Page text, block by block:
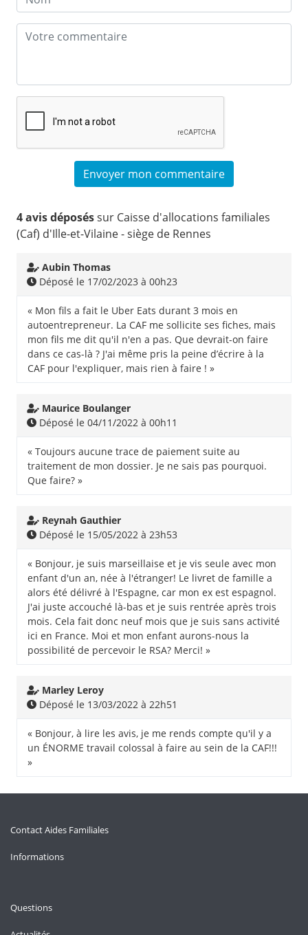
4 avis déposéssur Caisse d'allocations familiales
(Caf) d'Ille-et-Vilaine - siège de Rennes
Aubin Thomas
Déposé le 17/02/2023 à 00h23
« Mon fils a fait le Uber Eats durant 3 mois en
autoentrepreneur. La CAF me sollicite ses fiches, mais
mon fils me dit qu'il n'en a pas. Que devrait-on faire
dans ce cas-là ? J'ai même pris la peine d’écrire à la
CAF pour l'expliquer, mais rien à faire ! »
Maurice Boulanger
Déposé le 04/11/2022 à 00h11
« Toujours aucune trace de paiement suite au
traitement de mon dossier. Je ne sais pas pourquoi.
Que faire? »
Reynah Gauthier
Déposé le 15/05/2022 à 23h53
« Bonjour, je suis marseillaise et je vis seule avec mon
enfant d'un an, née à l'étranger! Le livret de famille a
alors été délivré à l'Espagne, car mon ex est espagnol.
J'ai juste accouché là-bas et je suis rentrée après trois
mois. Cela fait donc neuf mois que je suis sans activité
ici en France. Moi et mon enfant aurons-nous la
possibilité de percevoir le RSA? Merci! »
Marley Leroy
Déposé le 13/03/2022 à 22h51
« Bonjour, à lire les avis, je me rends compte qu'il y a
un ÉNORME travail colossal à faire au sein de la CAF!!!
»
Contact Aides Familiales
Informations
Questions